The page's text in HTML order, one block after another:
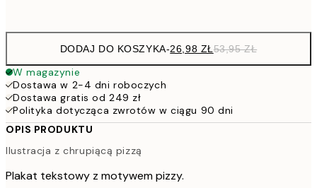
DODAJ DO KOSZYKA-26,98 ZŁ 53,95 ZŁ
W magazynie
Dostawa w 2-4 dni roboczych
Dostawa gratis od 249 zł
Polityka dotycząca zwrotów w ciągu 90 dni
OPIS PRODUKTU
Ilustracja z chrupiącą pizzą
Plakat tekstowy z motywem pizzy.